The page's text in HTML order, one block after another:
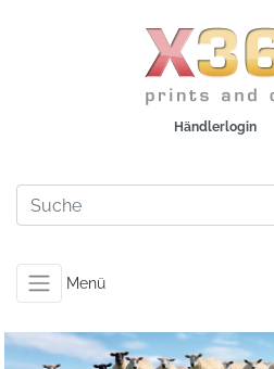
Händlerlogin
Menü